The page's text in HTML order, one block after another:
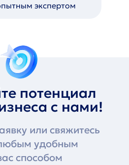
экспертом
или свяжитесь
удобным
способом
потенциал
с нами!